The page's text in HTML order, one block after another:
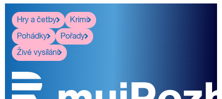
Hry a četby
Krimi
Pohádky
Pořady
Živé vysílání